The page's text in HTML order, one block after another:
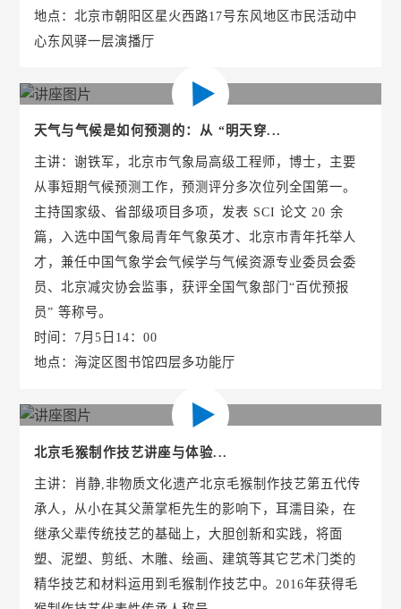
地点：北京市朝阳区星火西路17号东风地区市民活动中
心东风驿一层演播厅
天气与气候是如何预测的：从 “明天穿...
主讲：谢铁军，北京市气象局高级工程师，博士，主要
从事短期气候预测工作，预测评分多次位列全国第一。
主持国家级、省部级项目多项，发表 SCI 论文 20 余
篇，入选中国气象局青年气象英才、北京市青年托举人
才，兼任中国气象学会气候学与气候资源专业委员会委
员、北京减灾协会监事，获评全国气象部门“百优预报
员” 等称号。
时间：7月5日14：00
地点：海淀区图书馆四层多功能厅
北京毛猴制作技艺讲座与体验...
主讲：肖静,非物质文化遗产北京毛猴制作技艺第五代传
承人，从小在其父萧掌柜先生的影响下，耳濡目染，在
继承父辈传统技艺的基础上，大胆创新和实践，将面
塑、泥塑、剪纸、木雕、绘画、建筑等其它艺术门类的
精华技艺和材料运用到毛猴制作技艺中。2016年获得毛